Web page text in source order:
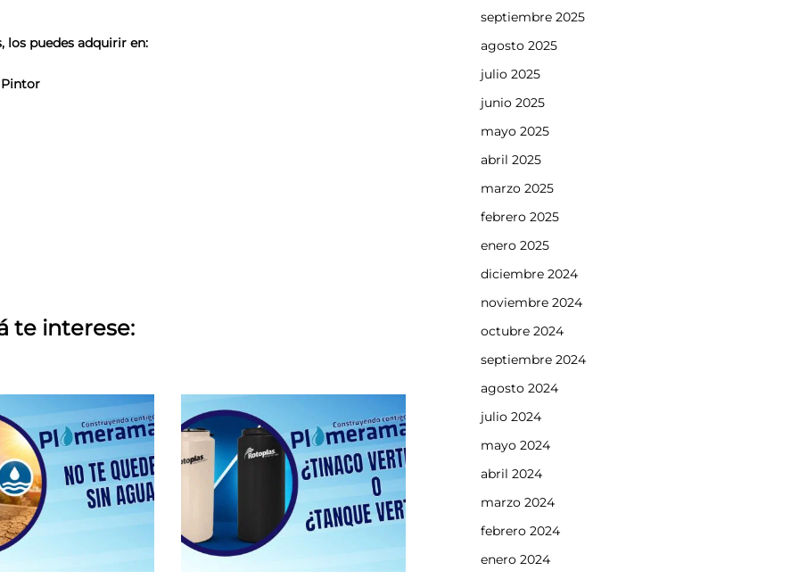
los puedes adquirir en:
te interese:
septiembre 2025
agosto 2025
julio 2025
junio 2025
mayo 2025
abril 2025
marzo 2025
febrero 2025
enero 2025
diciembre 2024
noviembre 2024
octubre 2024
septiembre 2024
agosto 2024
julio 2024
mayo 2024
abril 2024
marzo 2024
febrero 2024
enero 2024